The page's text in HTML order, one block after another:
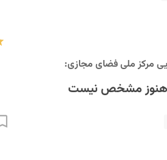
مرکز ملی فضای مجازی:
هنوز مشخص نیست